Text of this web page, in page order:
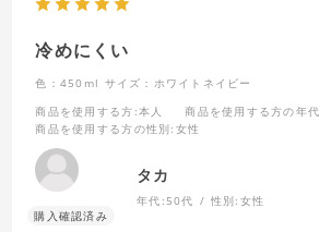
冷めにくい
色：450ml サイズ：ホワイトネイビー
商品を使用する方 :本人 商品を使用する方の年代
商品を使用する方の性別:女性
タカ
年代: 50代 性別: 女性